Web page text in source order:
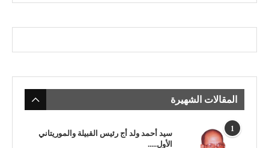
المقالات الشهيرة
1
سيد أحمد ولد أج رئيس القبيلة والموريتاني
الأول.....